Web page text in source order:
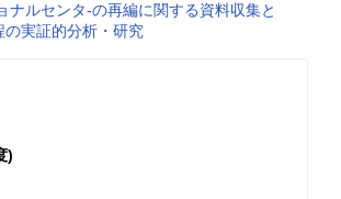
ナルセンタ-の再編に関する資料収集と
の実証的分析・研究
)